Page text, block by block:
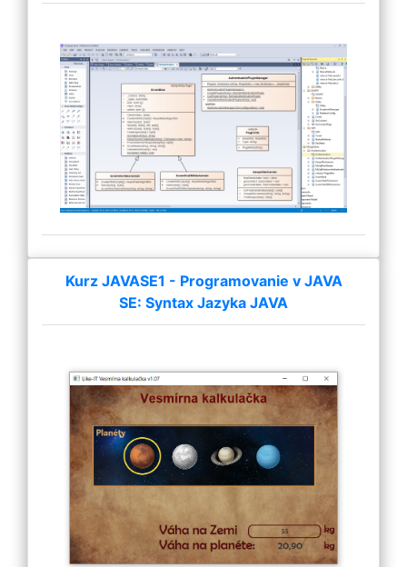
Kurz JAVASE1 - Programovanie v JAVA
SE: Syntax Jazyka JAVA